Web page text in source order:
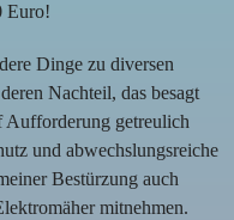
Euro!
Dinge zu diversen
Nachteil, das besagt
Aufforderung getreulich
und abwechslungsreiche
Bestürzung auch
mitnehmen.